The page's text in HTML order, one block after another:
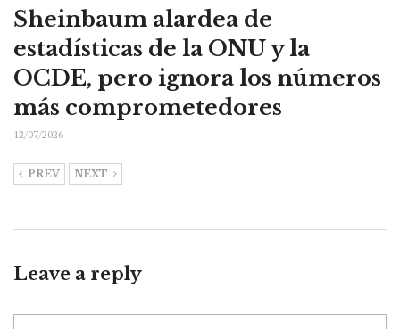
Sheinbaum alardea de
estadísticas de la ONU y la
OCDE, pero ignora los números
más comprometedores
12/07/2026
PREV NEXT
Leave a reply